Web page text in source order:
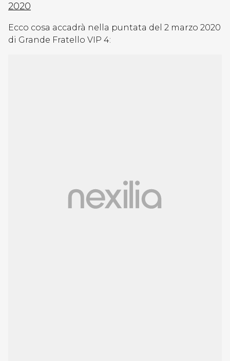
2020
Ecco cosa accadrà nella puntata del 2 marzo 2020
di Grande Fratello VIP 4: